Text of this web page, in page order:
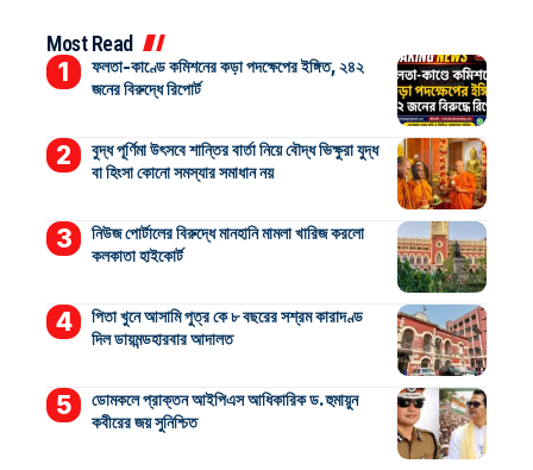
Most Read
ফলতা-কাণ্ডে কমিশনের কড়া পদক্ষেপের ইঙ্গিত, ২৪২
জনের বিরুদ্ধে রিপোর্ট
বুদ্ধ পূর্ণিমা উৎসবে শান্তির বার্তা নিয়ে বৌদ্ধ ভিক্ষুরা যুদ্ধ
বা হিংসা কোনো সমস্যার সমাধান নয়
নিউজ পোর্টালের বিরুদ্ধে মানহানি মামলা খারিজ করলো
কলকাতা হাইকোর্ট
পিতা খুনে আসামি পুত্র কে ৮ বছরের সশ্রম কারাদণ্ড
দিল ডায়মন্ডহারবার আদালত
ডোমকলে প্রাক্তন আইপিএস আধিকারিক ড. হুমায়ুন
কবীরের জয় সুনিশ্চিত